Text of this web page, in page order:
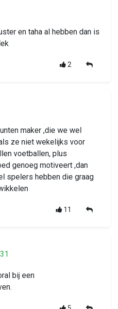
en taha al hebben dan is
2
maker ,die we wel
ze niet wekelijks voor
voetballen, plus
genoeg motiveert ,dan
spelers hebben die graag
11
bij een